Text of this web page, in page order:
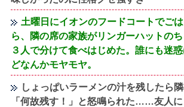
土曜日にイオンのフードコートでご
ら、隣の席の家族がリンガーハットの
３人で分けて食べはじめた。誰にも迷
どなんかモヤモヤ。
しょっぱいラーメンの汁を残したら
「何故残す！」と怒鳴られた……友人